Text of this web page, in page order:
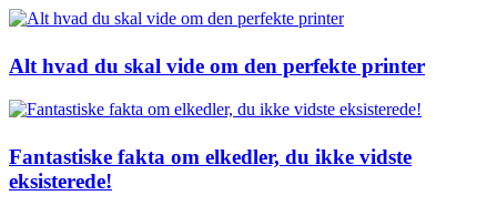
Alt hvad du skal vide om den perfekte printer
Fantastiske fakta om elkedler, du ikke vidste
eksisterede!